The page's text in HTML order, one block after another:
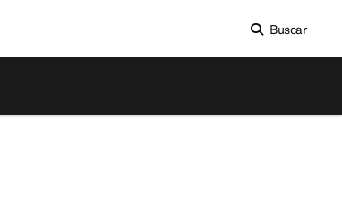
Buscar